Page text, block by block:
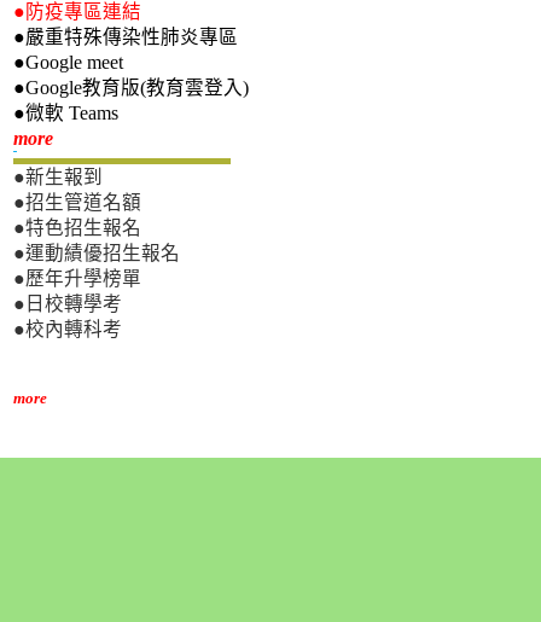
●防疫專區連結
●嚴重特殊傳染性肺炎專區
●Google meet
●Google教育版(教育雲登入)
●微軟 Teams
more新生專區
●新生報到
●招生管道名額
●特色招生報名
●運動績優招生報名
●歷年升學榜單
●日校轉學考
●校內轉科考
more